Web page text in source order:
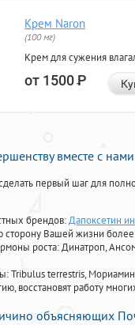
Крем Naron
(100 мг)
Крем для сужения
от 1500Р
вместе с нами
первый шаг для
брендов:Дапоксетин
сторону Вашей жизни
роста: Динатроп,
Tribulus terrestris,
восстановят работу
объясняющих